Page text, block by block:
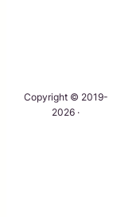
Copyright © 2019-
2026 ·